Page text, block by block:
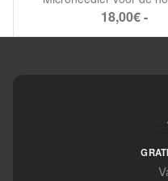
18,00€ -